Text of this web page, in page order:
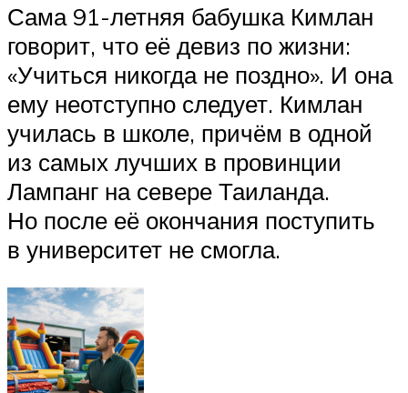
Сама 91-летняя бабушка Кимлан
говорит, что её девиз по жизни:
«Учиться никогда не поздно». И она
ему неотступно следует. Кимлан
училась в школе, причём в одной
из самых лучших в провинции
Лампанг на севере Таиланда.
Но после её окончания поступить
в университет не смогла.